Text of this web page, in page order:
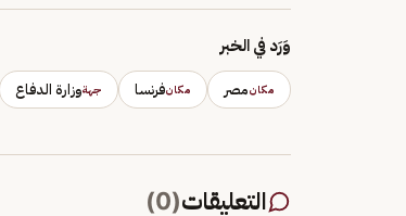
وَرَد في الخبر
مكانمصر مكانفرنسا جهةوزارة الدفاع
التعليقات(
0
)